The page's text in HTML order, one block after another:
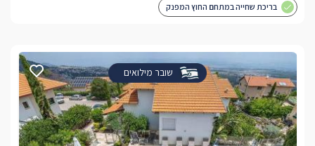
בריכת שחייה במתחם החוץ המפנק
שובר מילואים